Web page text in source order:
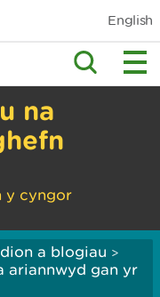
English
na
y cyngor
a blogiau >
ariannwyd gan yr